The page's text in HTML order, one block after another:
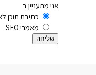
אני מתעניין ב
כתיבת תוכן
מאמרי SEO